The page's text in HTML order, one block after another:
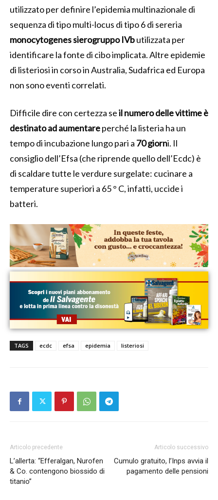
utilizzato per definire l’epidemia multinazionale di
sequenza di tipo multi-locus di tipo 6 di sereria
monocytogenes sierogruppo IVbutilizzata per
identificare la fonte di cibo implicata. Altre epidemie
di listeriosi in corso in Australia, Sudafrica ed Europa
non sono eventi correlati.
Difficile dire con certezza seil numero delle vittime è
destinato ad aumentareperché la listeria ha un
tempo di incubazione lungo pari a 70 giorni. Il
consiglio dell’Efsa (che riprende quello dell’Ecdc) è
di scaldare tutte le verdure surgelate: cucinare a
temperature superiori a 65 ° C, infatti, uccide i
batteri.
TAGS ecdc efsa epidemia listeriosi
Articolo precedente
L’allerta: “Efferalgan, Nurofen
& Co. contengono biossido di
titanio”
Articolo successivo
Cumulo gratuito, l’Inps avvia il
pagamento delle pensioni